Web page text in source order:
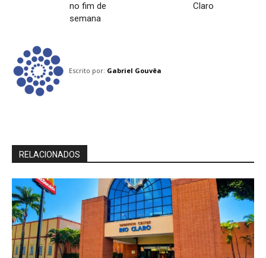
no fim de
semana
Claro
Escrito por: Gabriel Gouvêa
RELACIONADOS